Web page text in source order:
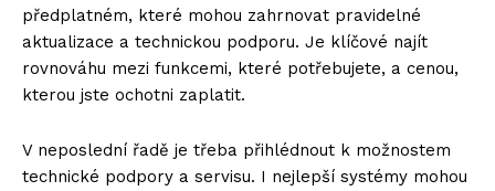
předplatném, které mohou zahrnovat pravidelné
aktualizace a technickou podporu. Je klíčové najít
rovnováhu mezi funkcemi, které potřebujete, a cenou,
kterou jste ochotni zaplatit.
V neposlední řadě je třeba přihlédnout k možnostem
technické podpory a servisu. I nejlepší systémy mohou